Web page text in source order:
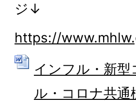
ジ↓
https://
インフル・新
ル・コロナ共